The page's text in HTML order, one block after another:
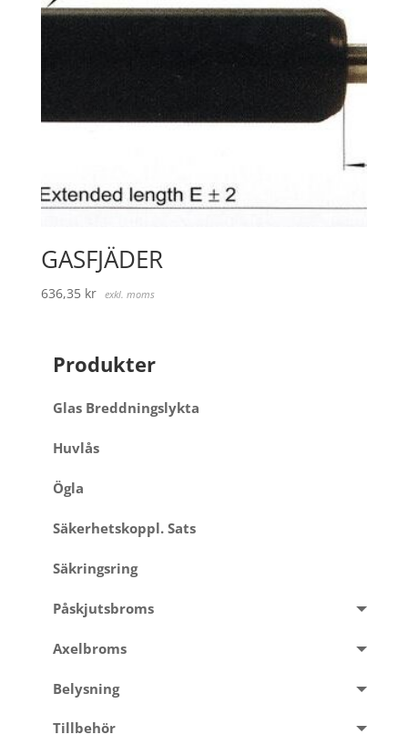
GASFJÄDER
636,35 kr exkl. moms
Produkter
Glas Breddningslykta
Huvlås
Ögla
Säkerhetskoppl. Sats
Säkringsring
Påskjutsbroms
Axelbroms
Belysning
Tillbehör